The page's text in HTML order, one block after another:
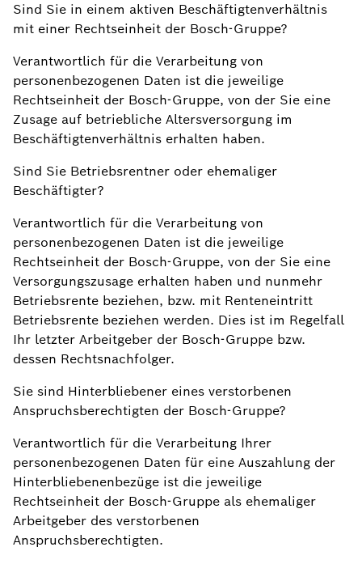
Sind Sie in einem aktiven Beschäftigtenverhältnis
mit einer Rechtseinheit der Bosch-Gruppe?
Verantwortlich für die Verarbeitung von
personenbezogenen Daten ist die jeweilige
Rechtseinheit der Bosch-Gruppe, von der Sie eine
Zusage auf betriebliche Altersversorgung im
Beschäftigtenverhältnis erhalten haben.
Sind Sie Betriebsrentner oder ehemaliger
Beschäftigter?
Verantwortlich für die Verarbeitung von
personenbezogenen Daten ist die jeweilige
Rechtseinheit der Bosch-Gruppe, von der Sie eine
Versorgungszusage erhalten haben und nunmehr
Betriebsrente beziehen, bzw. mit Renteneintritt
Betriebsrente beziehen werden. Dies ist im Regelfall
Ihr letzter Arbeitgeber der Bosch-Gruppe bzw.
dessen Rechtsnachfolger.
Sie sind Hinterbliebener eines verstorbenen
Anspruchsberechtigten der Bosch-Gruppe?
Verantwortlich für die Verarbeitung Ihrer
personenbezogenen Daten für eine Auszahlung der
Hinterbliebenenbezüge ist die jeweilige
Rechtseinheit der Bosch-Gruppe als ehemaliger
Arbeitgeber des verstorbenen
Anspruchsberechtigten.